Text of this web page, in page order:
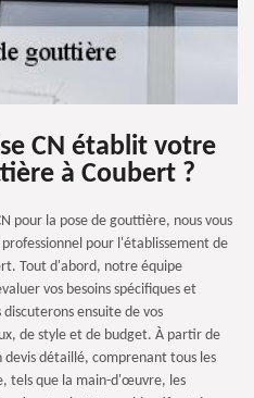
CN établit votre
à Coubert ?
pour la pose de gouttière, nous vous
pour l'établissement de
Tout d'abord, notre équipe
vos besoins spécifiques et
ensuite de vos
de style et de budget. À partir de
détaillé, comprenant tous les
tels que la main-d'œuvre, les